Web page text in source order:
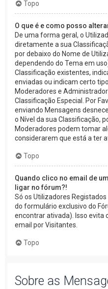
Topo
O que é e como posso
De uma forma geral, o
diretamente a sua
por debaixo do Nome de
dependendo do Tema em
Classificação existentes,
enviadas ou indicam certo
Moderadores e
Classificação Especial. Por
enviando Mensagens
o Nível da sua Classificação,
Moderadores podem tomar
considerarem que está a ter
Topo
Quando clico no email de
ligar no fórum?!
Só os Utilizadores
do formulário exclusivo do
encontrar ativada). Isso evita
email por Visitantes.
Topo
Sobre as